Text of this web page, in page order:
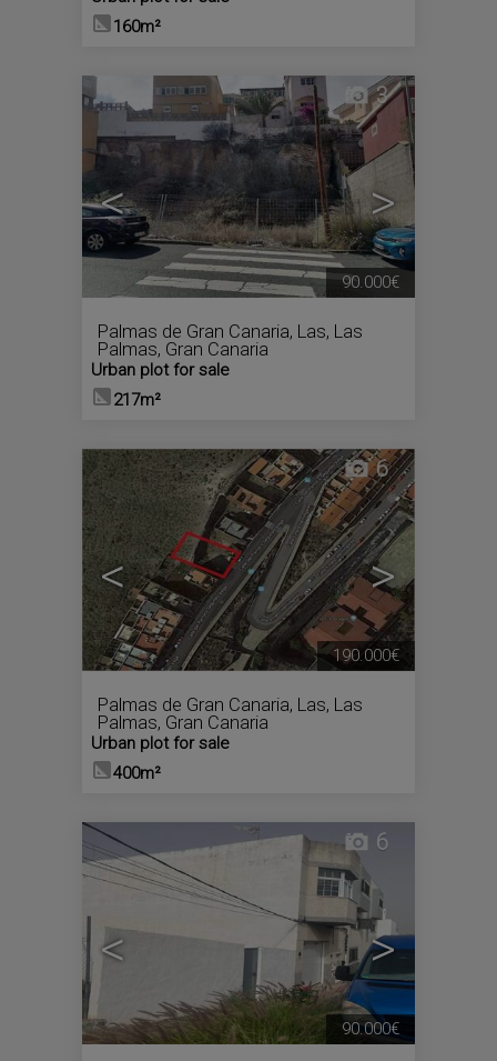
160m²
< >
3
Palmas de Gran Canaria, Las, Las
Palmas, Gran Canaria
Urban plot for sale
217m²
90.000€
< >
6
Palmas de Gran Canaria, Las, Las
Palmas, Gran Canaria
Urban plot for sale
400m²
190.000€
< >
6
90.000€